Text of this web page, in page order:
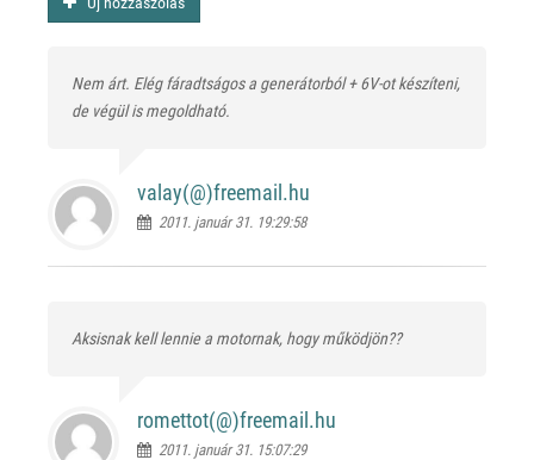
Nem árt. Elég fáradtságos a generátorból + 6V-ot készíteni,
de végül is megoldható.
valay(@)freemail.hu
2011. január 31. 19:29:58
Aksisnak kell lennie a motornak, hogy működjön??
romettot(@)freemail.hu
2011. január 31. 15:07:29